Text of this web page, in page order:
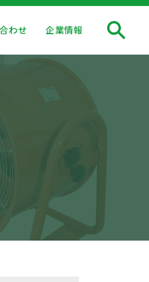
わせ 企業情報